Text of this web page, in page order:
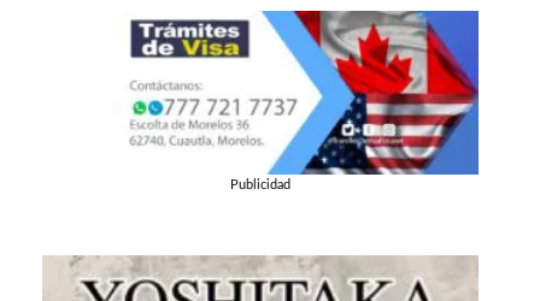
Publicidad